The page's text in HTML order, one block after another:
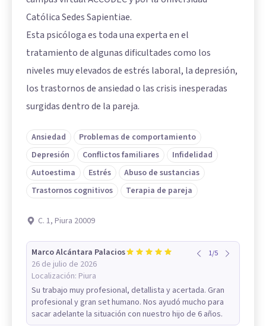
Católica Sedes Sapientiae.
Esta psicóloga es toda una experta en el
tratamiento de algunas dificultades como los
niveles muy elevados de estrés laboral, la depresión,
los trastornos de ansiedad o las crisis inesperadas
surgidas dentro de la pareja.
Ansiedad
Problemas de comportamiento
Depresión
Conflictos familiares
Infidelidad
Autoestima
Estrés
Abuso de sustancias
Trastornos cognitivos
Terapia de pareja
C. 1, Piura 20009
Marco Alcántara Palacios
26 de julio de 2026
Localización: Piura
1/5
Su trabajo muy profesional, detallista y acertada. Gran
profesional y gran set humano. Nos ayudó mucho para
sacar adelante la situación con nuestro hijo de 6 años.